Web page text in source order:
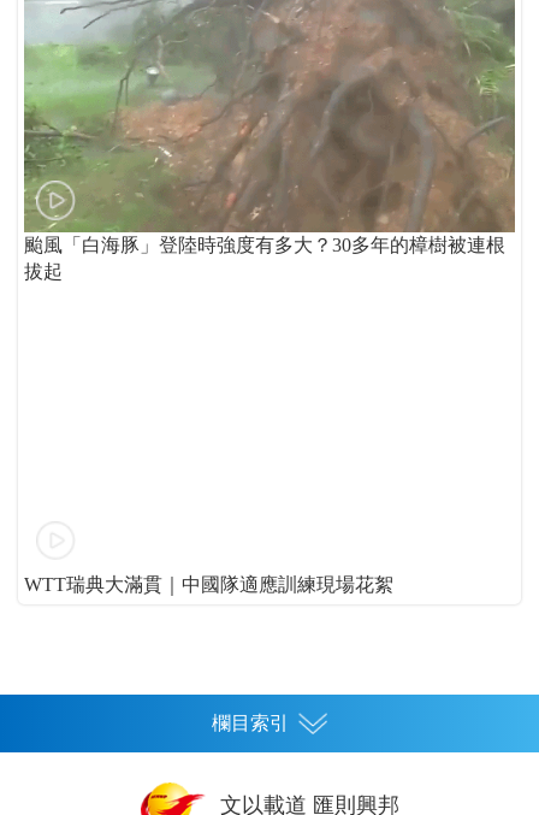
颱風「白海豚」登陸時強度有多大？30多年的樟樹被連根
拔起
WTT瑞典大滿貫｜中國隊適應訓練現場花絮
欄目索引
文以載道 匯則興邦